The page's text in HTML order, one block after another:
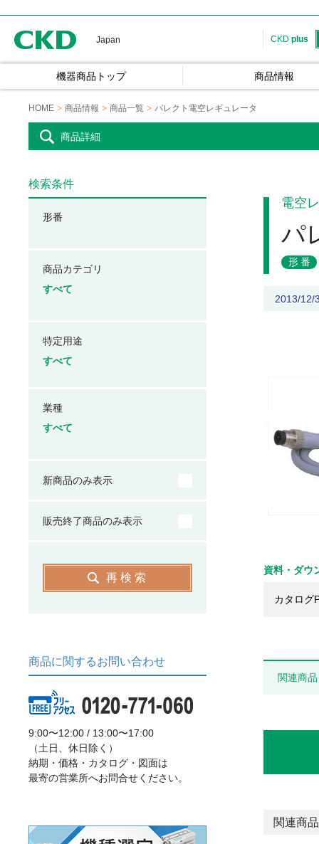
Japan CKD plus
機器商品トップ 商品情報
HOME 商品情報 商品一覧 パレクト電空レギュレータ
商品詳細
電空
パ
形番
2013/12/
資料・ダウ
カタログ
関連商品
関連商品
検索条件
形番
商品カテゴリ
すべて
特定用途
すべて
業種
すべて
新商品のみ表示
販売終了商品のみ表示
再検索
商品に関するお問い合わせ
9:00〜12:00 / 13:00〜17:00
（土日、休日除く）
納期・価格・カタログ・図面は
最寄の営業所へお問合せください。